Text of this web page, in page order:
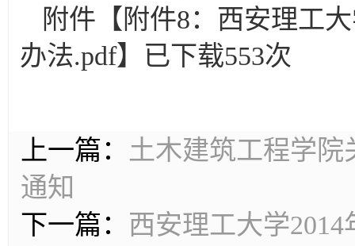
附件【 附件8：西安理工
办法.pdf】已下载553次
上一篇：
土木建筑工程学院
通知
下一篇： 西安理工大学